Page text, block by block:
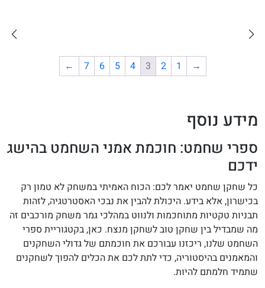
₪80
לרכישה
→
1
2
3
4
5
6
7
←
מידע נוסף
ספרי שחמט: חוכמת אמני השחמט בהישג
ידכם
כל שחקן שחמט יאמר לכם: הכוח האמיתי במשחק לא טמון רק
בכישרון, אלא בידע. היכולת להבין את נבכי האסטרטגיה, לזהות
תבניות טקטיות מתוחכמות ולנווט במהלכי גמר משחק מורכבים זה
מה שמבדיל בין שחקן טוב לשחקן מנצח. כאן, בקטגוריית ספרי
השחמט שלנו, ריכזנו עבורכם את חוכמתם של גדולי השחקנים
והמאמנים בהיסטוריה, כדי לתת לכם את הכלים להפוך לשחקנים
שתמיד חלמתם להיות.